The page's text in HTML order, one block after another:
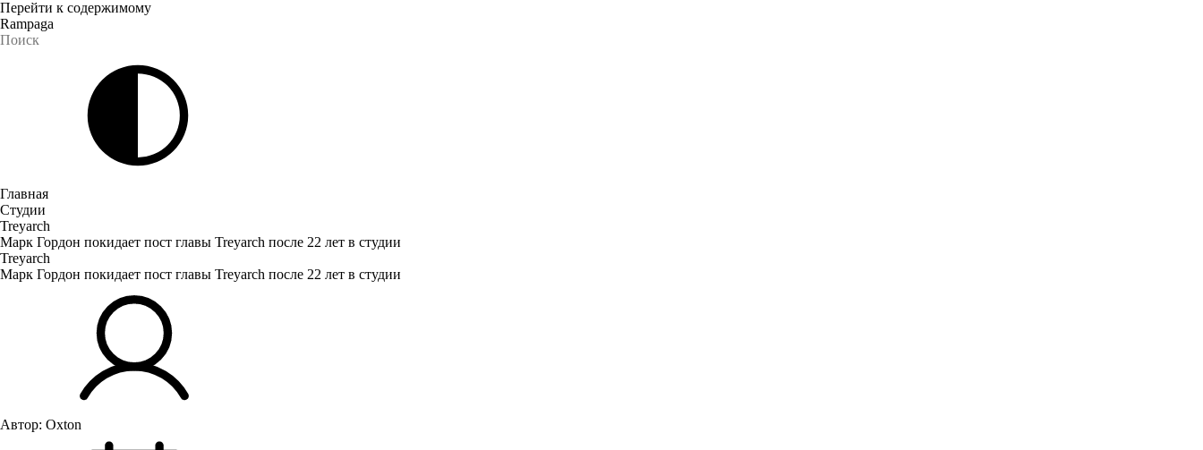
Перейти к содержимому
Rampaga
Главная
Студии
Treyarch
Марк Гордон покидает пост главы Treyarch после 22 лет в студии
Treyarch
Марк Гордон покидает пост главы Treyarch после 22 лет в студии
Автор: Oxton